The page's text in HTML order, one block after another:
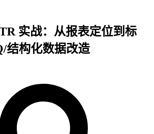
实战：从报表定位到标
结构化数据改造